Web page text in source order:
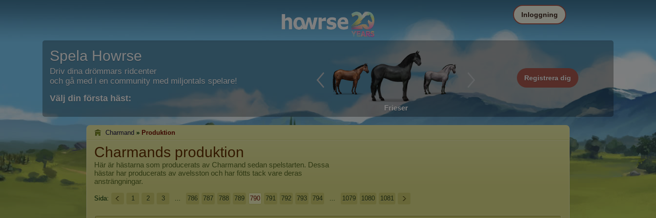
Spela Howrse
Driv dina drömmars ridcenter
och gå med i en community med miljontals spelare!
Välj din första häst:
Frieser
Registrera dig
Inloggning
Charmand » Produktion
Charmands produktion
Här är hästarna som producerats av Charmand sedan spelstarten. Dessa
hästar har producerats av avelsston och har fötts tack vare deras
ansträngningar.
Sida: 1 2 3 ... 786 787 788 789 790 791 792 793 794 ... 1079 1080 1081